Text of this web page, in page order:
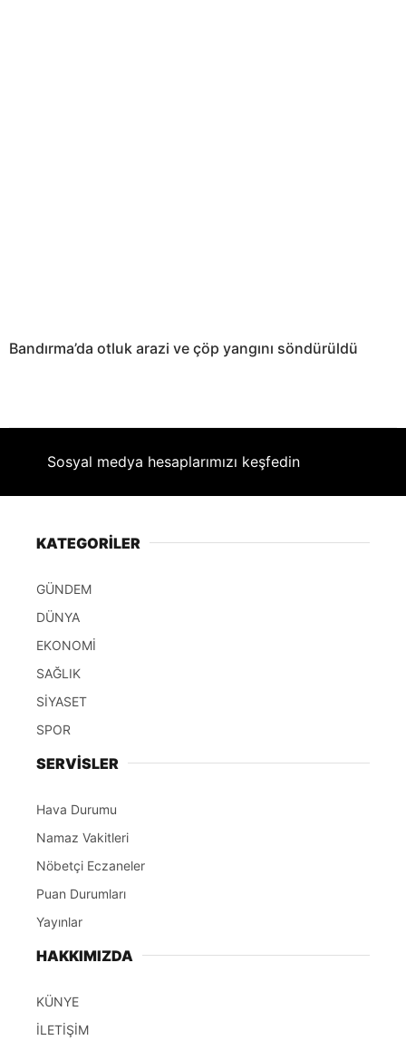
Bandırma’da otluk arazi ve çöp yangını söndürüldü
Sosyal medya hesaplarımızı keşfedin
KATEGORİLER
GÜNDEM
DÜNYA
EKONOMİ
SAĞLIK
SİYASET
SPOR
SERVİSLER
Hava Durumu
Namaz Vakitleri
Nöbetçi Eczaneler
Puan Durumları
Yayınlar
HAKKIMIZDA
KÜNYE
İLETİŞİM